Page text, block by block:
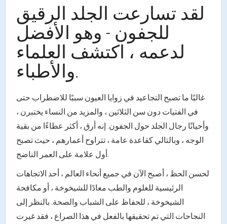
لقد تسارعت الجلد الرقيق
للجفون - وهو الأفضل
لدعمه ، اكتشف العلماء
والأطباء.
غالبًا ما تصبح التجاعيد في زوايا العيون سببًا للاضطراب حتى
في الفتيات دون سن الثلاثين ، والمزيد من النساء يختبرن ،
وأحيانًا رجال الجلد حول الجفون. إنه أرق ، أكثر عطاءًا من بقية
الوجه ، وبالتالي كقاعدة عامة ، تتراوح أعمارهم ، حيث تصبح
أول علامة على العمر الناضج.
لحسن الحظ ، أصبح الآن في جميع أنحاء العالم ، أحد الاتجاهات
الرئيسية للعلوم والطب معادًا للشيخوخة ، أو مكافحة
الشيخوخة ، للحفاظ على الشباب والصحة. بالنظر إلى
النجاحات التي تم تحقيقها بالفعل في هذا الصراع ، فقد غيرت